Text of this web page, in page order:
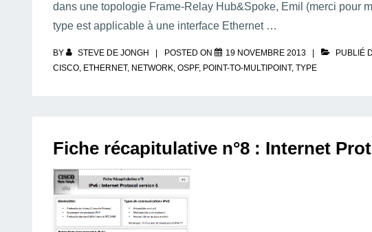
dans une topologie Frame-Relay Hub&Spoke, Emil (merci pour
type est applicable à une interface Ethernet …
BY STEVE DE JONGH POSTED ON 19 NOVEMBRE 2013 PUBLIÉ
CISCO, ETHERNET, NETWORK, OSPF, POINT-TO-MULTIPOINT, TYPE
Fiche récapitulative n°8 : Internet